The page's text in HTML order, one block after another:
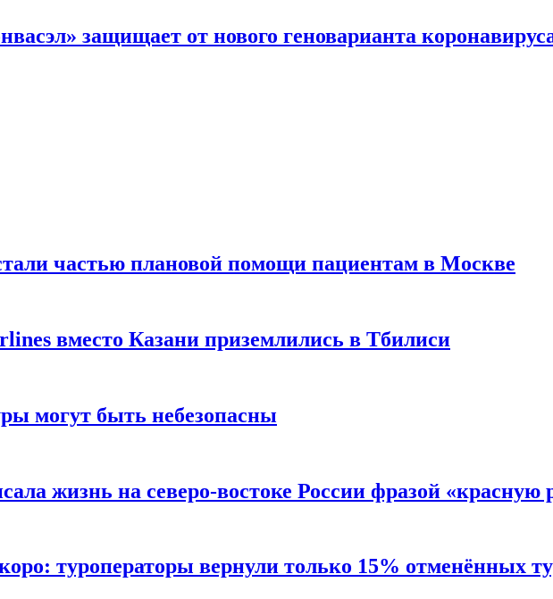
защищает от нового геноварианта
частью плановой помощи пациентам в Москве
вместо Казани приземлились в Тбилиси
могут быть небезопасны
жизнь на северо-востоке России фразой
туроператоры вернули только 15% отменённых